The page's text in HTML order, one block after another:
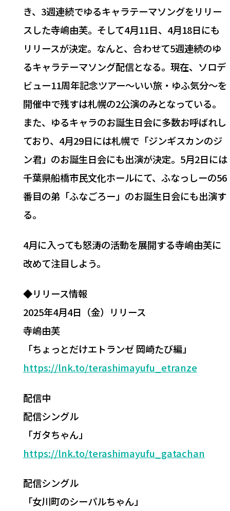
き、3週連続でゆるキャラテーマソングをリリー
スした寺嶋由芙。そして4月11日、4月18日にも
リリースが決定。なんと、合わせて5週連続のゆ
るキャラテーマソング配信となる。現在、ソロデ
ビュー11周年記念ツアー〜いい旅・ゆふ気分〜を
開催中で残すは札幌の2公演のみとなっている。
また、ゆるキャラのお誕生日会に多数お呼ばれし
ており、4月29日には札幌で「ジンギスカンのジ
ン君」のお誕生日会にも出演が決定。5月2日には
千葉県船橋市民文化ホールにて、ふなっしーの56
番目の弟「ふなごろー」のお誕生日会にも出演す
る。
4月に入っても怒涛の活動を展開する寺嶋由芙に
改めて注目しよう。
◆リリース情報
2025年4月4日（金）リリース
寺嶋由芙
「ちょっとだけエトランゼ 岡崎たび編」
https://lnk.to/terashimayufu_etranze
配信中
配信シングル
「ガタちゃん」
https://lnk.to/terashimayufu_gatachan
配信シングル
「女川町のシーパルちゃん」